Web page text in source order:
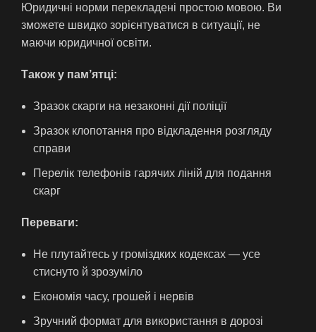
Юридичні норми перекладені простою мовою. Ви
зможете швидко зорієнтуватися в ситуації, не
маючи юридичної освіти.
Також у пам’ятці:
Зразок скарги на незаконні дії поліції
Зразок клопотання про відкладення розгляду
справи
Перелік телефонів гарячих ліній для подання
скарг
Переваги:
Не плутайтесь у громіздких кодексах — усе
стиснуто й зрозуміло
Економія часу, грошей і нервів
Зручний формат для використання в дорозі